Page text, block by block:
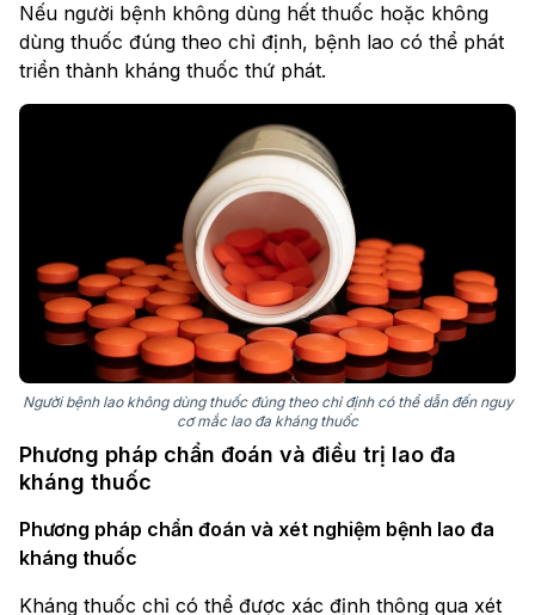
Nếu người bệnh không dùng hết thuốc hoặc không
dùng thuốc đúng theo chỉ định, bệnh lao có thể phát
triển thành kháng thuốc thứ phát.
Người bệnh lao không dùng thuốc đúng theo chỉ định có thể dẫn đến nguy
cơ mắc lao đa kháng thuốc
Phương pháp chẩn đoán và điều trị lao đa
kháng thuốc
Phương pháp chẩn đoán và xét nghiệm bệnh lao đa
kháng thuốc
Kháng thuốc chỉ có thể được xác định thông qua xét